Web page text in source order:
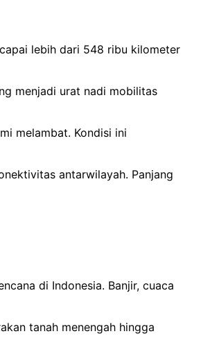
lebih dari 548 ribu kilometer
menjadi urat nadi mobilitas
melambat. Kondisi ini
antarwilayah. Panjang
di Indonesia. Banjir, cuaca
tanah menengah hingga